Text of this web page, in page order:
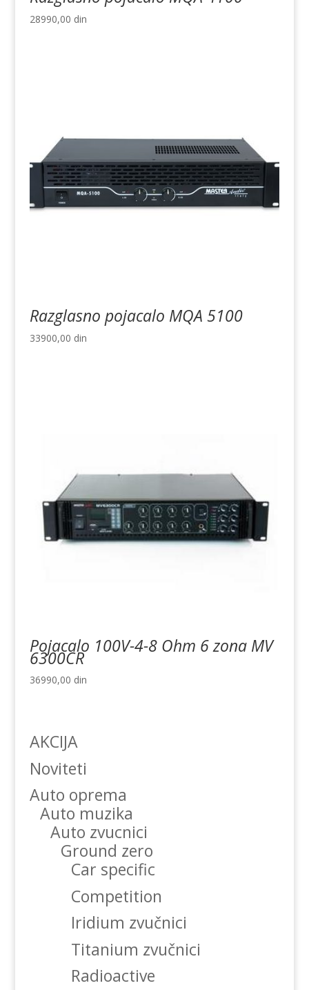
28990,00 din
Razglasno pojacalo MQA 5100
33900,00 din
Pojacalo 100V-4-8 Ohm 6 zona MV
6300CR
36990,00 din
AKCIJA
Noviteti
Auto oprema
Auto muzika
Auto zvucnici
Ground zero
Car specific
Competition
Iridium zvučnici
Titanium zvučnici
Radioactive